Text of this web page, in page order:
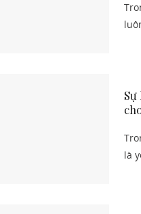
Sự
là